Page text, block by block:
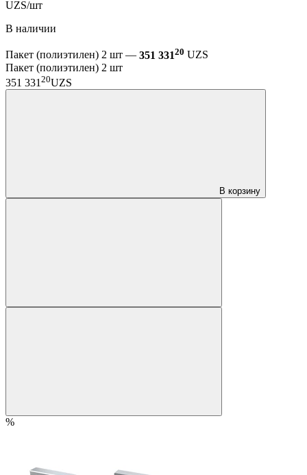
UZS/шт
В наличии
Пакет (полиэтилен) 2 шт — 351 33120 UZS
Пакет (полиэтилен) 2 шт
351 331 20UZS
В корзину
%